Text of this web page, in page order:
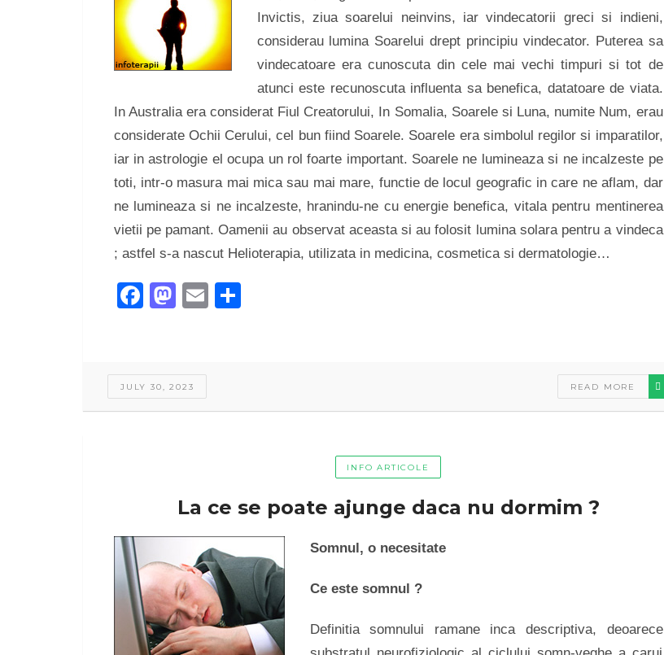
Invictis, ziua soarelui neinvins, iar vindecatorii greci si indieni,
considerau lumina Soarelui drept principiu vindecator. Puterea sa
vindecatoare era cunoscuta din cele mai vechi timpuri si tot de
atunci este recunoscuta influenta sa benefica, datatoare de viata.
In Australia era considerat Fiul Creatorului, In Somalia, Soarele si Luna, numite Num, erau
considerate Ochii Cerului, cel bun fiind Soarele. Soarele era simbolul regilor si imparatilor,
iar in astrologie el ocupa un rol foarte important. Soarele ne lumineaza si ne incalzeste pe
toti, intr-o masura mai mica sau mai mare, functie de locul geografic in care ne aflam, dar
ne lumineaza si ne incalzeste, hranindu-ne cu energie benefica, vitala pentru mentinerea
vietii pe pamant. Oamenii au observat aceasta si au folosit lumina solara pentru a vindeca
; astfel s-a nascut Helioterapia, utilizata in medicina, cosmetica si dermatologie…
Facebook
Mastodon
Email
JULY 30, 2023 READ MORE
INFO ARTICOLE
La ce se poate ajunge daca nu dormim ?
Somnul, o necesitate
Ce este somnul ?
Definitia somnului ramane inca descriptiva, deoarece